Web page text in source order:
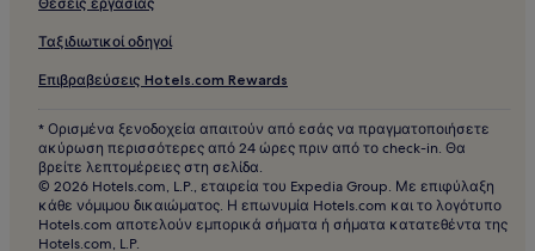
Ταξιδιωτικοί οδηγοί
Επιβραβεύσεις Hotels.com Rewards
* Ορισμένα ξενοδοχεία απαιτούν από εσάς να πραγματοποιήσετε
ακύρωση περισσότερες από 24 ώρες πριν από το check-in. Θα
βρείτε λεπτομέρειες στη σελίδα.
© 2026 Hotels.com, L.P., εταιρεία του Expedia Group. Με επιφύλαξη
κάθε νόμιμου δικαιώματος. Η επωνυμία Hotels.com και το λογότυπο
Hotels.com αποτελούν εμπορικά σήματα ή σήματα κατατεθέντα της
Hotels.com, L.P.